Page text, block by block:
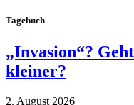
Tagebuch
„Invasion“?
kleiner?
2. August 2026